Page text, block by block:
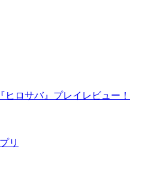
ロサバ』プレイレビュー！
リ